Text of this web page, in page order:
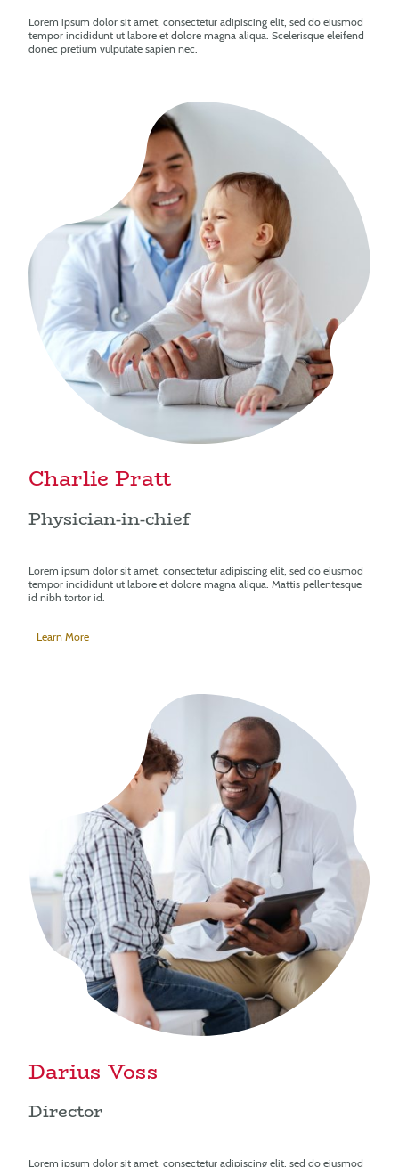
Lorem ipsum dolor sit amet, consectetur adipiscing elit, sed do eiusmod
tempor incididunt ut labore et dolore magna aliqua. Scelerisque eleifend
donec pretium vulputate sapien nec.
Charlie Pratt
Physician-in-chief
Lorem ipsum dolor sit amet, consectetur adipiscing elit, sed do eiusmod
tempor incididunt ut labore et dolore magna aliqua. Mattis pellentesque
id nibh tortor id.
Learn More
Darius Voss
Director
Lorem ipsum dolor sit amet, consectetur adipiscing elit, sed do eiusmod